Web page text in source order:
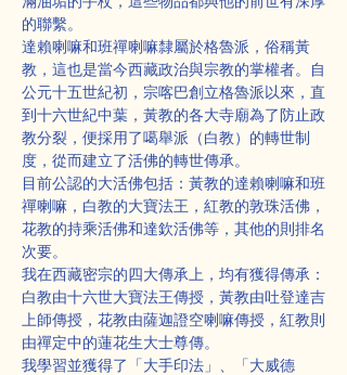
的聯繫。
達賴喇嘛和班禪喇嘛隸屬於格魯派，俗稱黃
教，這也是當今西藏政治與宗教的掌權者。自
公元十五世紀初，宗喀巴創立格魯派以來，直
到十六世紀中葉，黃教的各大寺廟為了防止政
教分裂，便採用了噶舉派（白教）的轉世制
度，從而建立了活佛的轉世傳承。
目前公認的大活佛包括：黃教的達賴喇嘛和班
禪喇嘛，白教的大寶法王，紅教的敦珠活佛，
花教的持乘活佛和達欽活佛等，其他的則排名
次要。
我在西藏密宗的四大傳承上，均有獲得傳承：
白教由十六世大寶法王傳授，黃教由吐登達吉
上師傳授，花教由薩迦證空喇嘛傳授，紅教則
由禪定中的蓮花生大士尊傳。
我學習並獲得了「大手印法」、「大威德